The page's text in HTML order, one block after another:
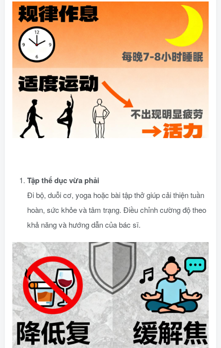
Tập thể dục vừa phải
Đi bộ, duỗi cơ, yoga hoặc bài tập thở giúp cải thiện tuần
hoàn, sức khỏe và tâm trạng. Điều chỉnh cường độ theo
khả năng và hướng dẫn của bác sĩ.